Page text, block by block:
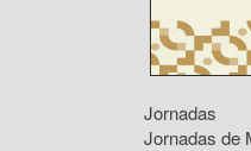
Jornadas
Jornadas de